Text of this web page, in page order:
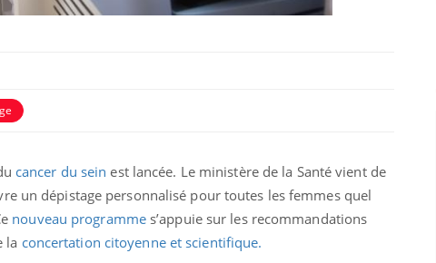
cancer du sein est lancée. Le ministère de la Santé vient de
un dépistage personnalisé pour toutes les femmes quel
nouveau programme s’appuie sur les recommandations
la concertation citoyenne et scientifique.